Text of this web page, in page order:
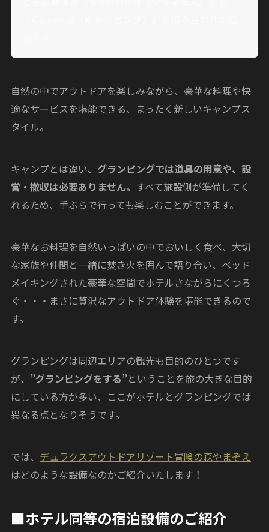
自然の中でアウトドアを楽しみながら、豪華な料理や快
適なサービスを堪能できる、まったく新しいキャンプス
タイル。
キャンプとは違い、 グランピングでは道具の用意や、設
営・撤収は必要ありません。 すべて施設側が準備してく
れるため、手ぶらで行っても楽しむことができます。
豪華なお料理を自然いっぱいの中でおいしく食べ、大切
な家族や仲間と一緒に焚き火を囲んで語り合い、ベッド
メイキングされた豪華な空間でホテルさながらにくつろ
ぐ・・・まさに贅沢なアウトドア体験を堪能できるので
す。
グランピングは周辺エリアの観光も目的のひとつです
が、 ”グランピングをする”ということを旅の大きな目的
にしている方が多い、ここがホテルとグランピングでは
異なる点となりそうです。
では、 デュラクスアウトドアリゾート冒険の森やまぞえ
はどのような設備なのかご紹介いたします！
■ホテル同等の宿泊設備のご紹介